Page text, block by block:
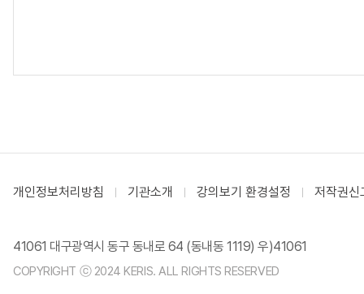
개인정보처리방침 기관소개 강의보기 환경설정 저작권신
41061 대구광역시 동구 동내로 64 (동내동 1119) 우)41061
COPYRIGHT ⓒ 2024 KERIS. ALL RIGHTS RESERVED